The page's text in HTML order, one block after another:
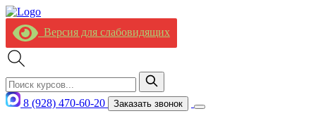
Версия для слабовидящих
8 (928) 470-60-20 Заказать звонок